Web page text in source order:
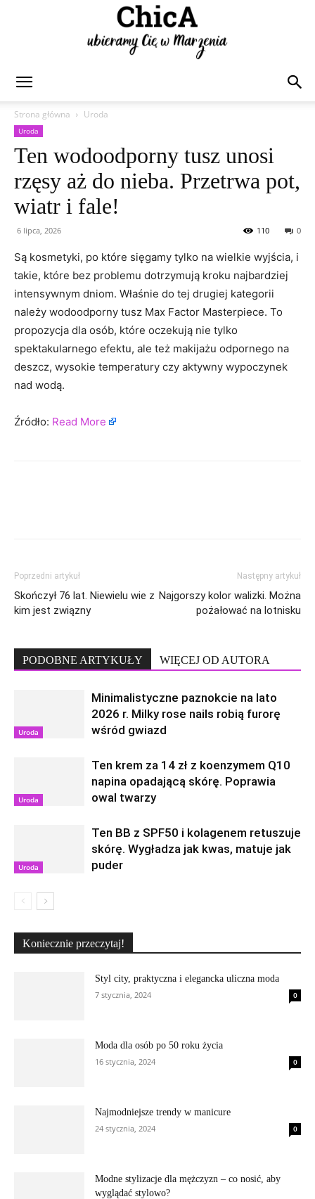
Strona główna
Uroda
Uroda
Ten wodoodporny tusz unosi
rzęsy aż do nieba. Przetrwa pot,
wiatr i fale!
6 lipca, 2026 0
110
Są kosmetyki, po które sięgamy tylko na wielkie wyjścia, i
takie, które bez problemu dotrzymują kroku najbardziej
intensywnym dniom. Właśnie do tej drugiej kategorii
należy wodoodporny tusz Max Factor Masterpiece. To
propozycja dla osób, które oczekują nie tylko
spektakularnego efektu, ale też makijażu odpornego na
deszcz, wysokie temperatury czy aktywny wypoczynek
nad wodą.
Źródło: Read More
Poprzedni artykuł
Skończył 76 lat. Niewielu wie z
kim jest związny
Następny artykuł
Najgorszy kolor walizki. Można
pożałować na lotnisku
PODOBNE ARTYKUŁY WIĘCEJ OD AUTORA
Uroda
Minimalistyczne paznokcie na lato
2026 r. Milky rose nails robią furorę
wśród gwiazd
Uroda
Ten krem za 14 zł z koenzymem Q10
napina opadającą skórę. Poprawia
owal twarzy
Uroda
Ten BB z SPF50 i kolagenem retuszuje
skórę. Wygładza jak kwas, matuje jak
puder
Koniecznie przeczytaj!
Styl city, praktyczna i elegancka uliczna moda
7 stycznia, 2024
0
Moda dla osób po 50 roku życia
16 stycznia, 2024
0
Najmodniejsze trendy w manicure
24 stycznia, 2024
0
Modne stylizacje dla mężczyzn – co nosić, aby
wyglądać stylowo?